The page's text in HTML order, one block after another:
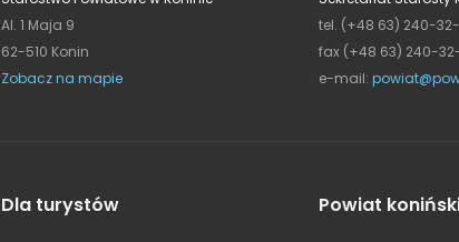
Al. 1 Maja 9
62-510 Konin
Zobacz na mapie
tel. (+48 63) 240-
fax (+48 63) 240-
e-mail:
Dla turystów Powiat